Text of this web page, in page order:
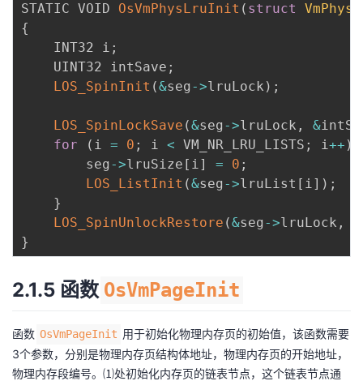
STATIC VOID OsVmPhysLruInit ( struct
{
    INT32 i
;
    UINT32 intSave
;
LOS_SpinInit (&seg ->lruLock ) ;
LOS_SpinLockSave (&seg ->lruLock , &
for
( i = 0 ; i < VM_NR_LRU_LISTS ; i++ )
        seg
->lruSize [ i] = 0 ;
LOS_ListInit (&seg ->lruList [ i] ) ;
}
LOS_SpinUnlockRestore (&seg ->lruLock ,
}
2.1.5 函数 OsVmPageInit
函数 OsVmPageInit 用于初始化物理内存页的初始值，该函数需要
3个参数，分别是物理内存页结构体地址，物理内存页的开始地址，
物理内存段编号。⑴处初始化内存页的链表节点，这个链表节点通